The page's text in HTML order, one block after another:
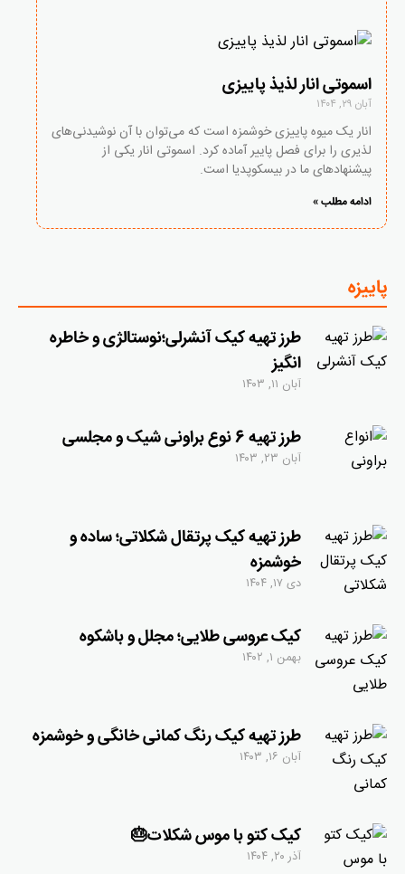
اسموتی انار لذیذ پاییزی
آبان ۲۹, ۱۴۰۴
انار یک میوه پاییزی خوشمزه است که می‌توان با آن نوشیدنی‌های
لذیری را برای فصل پاییر آماده کرد. اسموتی انار یکی از
پیشنهادهای ما در بیسکوپدیا است.
ادامه مطلب »
پاییزه
طرز تهیه کیک آنشرلی؛نوستالژی و خاطره
انگیز
آبان ۱۱, ۱۴۰۳
طرز تهیه 6 نوع براونی شیک و مجلسی
آبان ۲۳, ۱۴۰۳
طرز تهیه کیک پرتقال شکلاتی؛ ساده و
خوشمزه
دی ۱۷, ۱۴۰۴
کیک عروسی طلایی؛ مجلل و باشکوه
بهمن ۱, ۱۴۰۲
طرز تهیه کیک رنگ کمانی خانگی و خوشمزه
آبان ۱۶, ۱۴۰۳
کیک کتو با موس شکلات🎂
آذر ۲۰, ۱۴۰۴